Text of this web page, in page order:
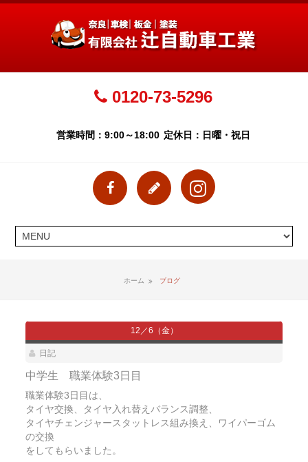
0120-73-5296
営業時間：9:00～18:00 定休日：日曜・祝日
ホーム ブログ
12／6（金）
日記
中学生 職業体験3日目
職業体験3日目は、
タイヤ交換、タイヤ入れ替えバランス調整、
タイヤチェンジャースタットレス組み換え、ワイパーゴム
の交換
をしてもらいました。